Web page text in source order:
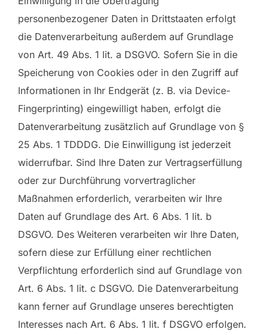
personenbezogener Daten in Drittstaaten erfolgt
die Datenverarbeitung außerdem auf Grundlage
von Art. 49 Abs. 1 lit. a DSGVO. Sofern Sie in die
Speicherung von Cookies oder in den Zugriff auf
Informationen in Ihr Endgerät (z. B. via Device-
Fingerprinting) eingewilligt haben, erfolgt die
Datenverarbeitung zusätzlich auf Grundlage von §
25 Abs. 1 TDDDG. Die Einwilligung ist jederzeit
widerrufbar. Sind Ihre Daten zur Vertragserfüllung
oder zur Durchführung vorvertraglicher
Maßnahmen erforderlich, verarbeiten wir Ihre
Daten auf Grundlage des Art. 6 Abs. 1 lit. b
DSGVO. Des Weiteren verarbeiten wir Ihre Daten,
sofern diese zur Erfüllung einer rechtlichen
Verpflichtung erforderlich sind auf Grundlage von
Art. 6 Abs. 1 lit. c DSGVO. Die Datenverarbeitung
kann ferner auf Grundlage unseres berechtigten
Interesses nach Art. 6 Abs. 1 lit. f DSGVO erfolgen.